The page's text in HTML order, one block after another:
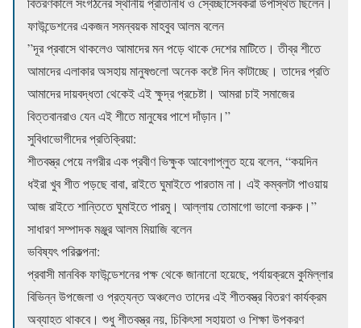
ফাউন্ডেশনের একজন সমন্বয়ক মাহবুব আলম বলেন
​”দূর প্রবাসে থাকলেও আমাদের মন পড়ে থাকে দেশের মাটিতে। তীব্র শীতে
আমাদের এলাকার অসহায় মানুষগুলো অনেক কষ্টে দিন কাটাচ্ছে। তাদের প্রতি
আমাদের দায়বদ্ধতা থেকেই এই ক্ষুদ্র প্রচেষ্টা। আমরা চাই সমাজের
বিত্তবানরাও যেন এই শীতে মানুষের পাশে দাঁড়ান।”
​সুবিধাভোগীদের প্রতিক্রিয়া:
​শীতবস্ত্র পেয়ে নগরীর এক প্রবীণ ভিক্ষুক আবেগাপ্লুত হয়ে বলেন, “কয়দিন
ধইরা খুব শীত পড়ছে বাবা, রাইতে ঘুমাইতে পারতাম না। এই কম্বলটা পাওয়ায়
আজ রাইতে শান্তিতে ঘুমাইতে পারমু। আল্লায় তোমাগো ভালো করুক।”
সাধারণ সম্পাদক মঞ্জুর আলম মিয়াজি বলেন
​ভবিষ্যৎ পরিকল্পনা:
​প্রবাসী মানবিক ফাউন্ডেশনের পক্ষ থেকে জানানো হয়েছে, পর্যায়ক্রমে কুমিল্লার
বিভিন্ন উপজেলা ও প্রত্যন্ত অঞ্চলেও তাদের এই শীতবস্ত্র বিতরণ কার্যক্রম
অব্যাহত থাকবে। শুধু শীতবস্ত্র নয়, চিকিৎসা সহায়তা ও শিক্ষা উপকরণ